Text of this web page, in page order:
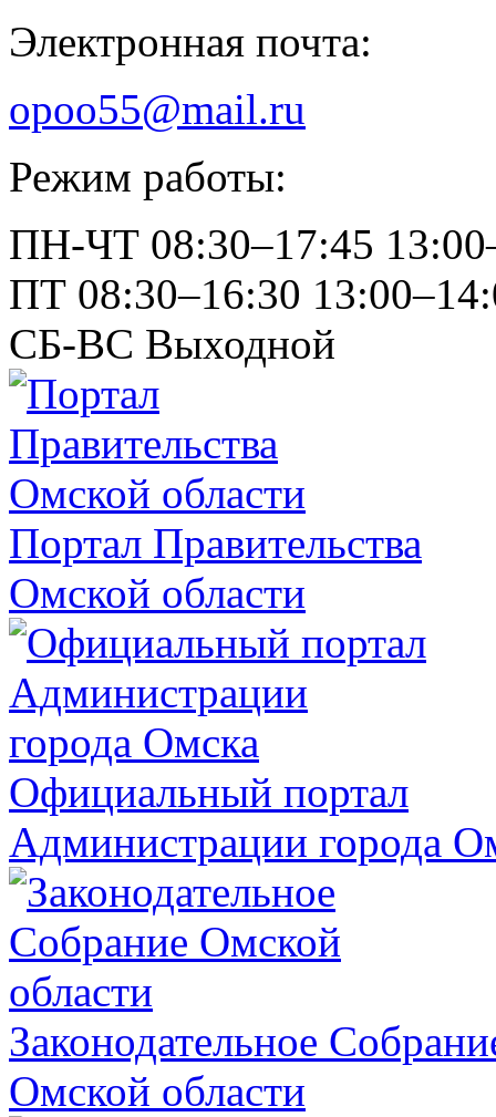
Электронная почта:
opoo55@mail.ru
Режим работы:
ПН-ЧТ 08:30–17:45
ПТ 08:30–16:30
СБ-ВС Выходной
Портал Правительства
Омской области
Официальный портал
Администрации города
Законодательное
Омской области